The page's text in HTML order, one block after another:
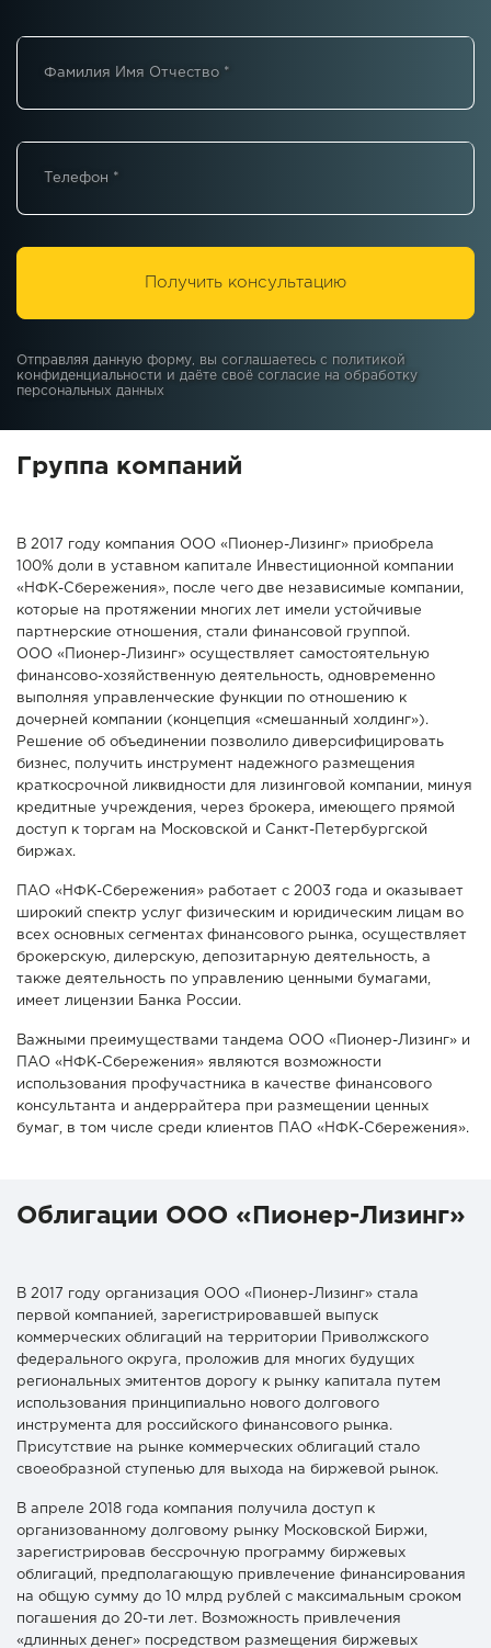
Фамилия Имя Отчество *
Телефон *
Получить консультацию
Отправляя данную форму, вы соглашаетесь с политикой
конфиденциальности и даёте своё согласие на обработку
персональных данных
Группа компаний
В 2017 году компания ООО «Пионер-Лизинг» приобрела
100% доли в уставном капитале Инвестиционной компании
«НФК-Сбережения», после чего две независимые компании,
которые на протяжении многих лет имели устойчивые
партнерские отношения, стали финансовой группой.
ООО «Пионер-Лизинг» осуществляет самостоятельную
финансово-хозяйственную деятельность, одновременно
выполняя управленческие функции по отношению к
дочерней компании (концепция «смешанный холдинг»).
Решение об объединении позволило диверсифицировать
бизнес, получить инструмент надежного размещения
краткосрочной ликвидности для лизинговой компании, минуя
кредитные учреждения, через брокера, имеющего прямой
доступ к торгам на Московской и Санкт-Петербургской
биржах.
ПАО «НФК-Сбережения» работает с 2003 года и оказывает
широкий спектр услуг физическим и юридическим лицам во
всех основных сегментах финансового рынка, осуществляет
брокерскую, дилерскую, депозитарную деятельность, а
также деятельность по управлению ценными бумагами,
имеет лицензии Банка России.
Важными преимуществами тандема ООО «Пионер-Лизинг» и
ПАО «НФК-Сбережения» являются возможности
использования профучастника в качестве финансового
консультанта и андеррайтера при размещении ценных
бумаг, в том числе среди клиентов ПАО «НФК-Сбережения».
Облигации ООО «Пионер-Лизинг»
В 2017 году организация ООО «Пионер-Лизинг» стала
первой компанией, зарегистрировавшей выпуск
коммерческих облигаций на территории Приволжского
федерального округа, проложив для многих будущих
региональных эмитентов дорогу к рынку капитала путем
использования принципиально нового долгового
инструмента для российского финансового рынка.
Присутствие на рынке коммерческих облигаций стало
своеобразной ступенью для выхода на биржевой рынок.
В апреле 2018 года компания получила доступ к
организованному долговому рынку Московской Биржи,
зарегистрировав бессрочную программу биржевых
облигаций, предполагающую привлечение финансирования
на общую сумму до 10 млрд рублей с максимальным сроком
погашения до 20-ти лет. Возможность привлечения
«длинных денег» посредством размещения биржевых